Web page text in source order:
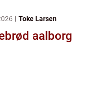
Toke Larsen
aalborg